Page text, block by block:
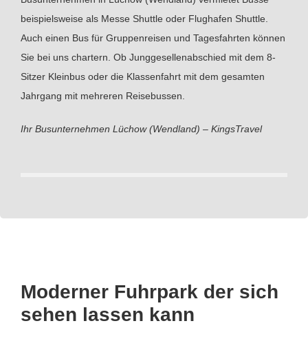
beispielsweise als Messe Shuttle oder Flughafen Shuttle.
Auch einen Bus für Gruppenreisen und Tagesfahrten können
Sie bei uns chartern. Ob Junggesellenabschied mit dem 8-
Sitzer Kleinbus oder die Klassenfahrt mit dem gesamten
Jahrgang mit mehreren Reisebussen.
Ihr Busunternehmen Lüchow (Wendland) – KingsTravel
Moderner Fuhrpark der sich
sehen lassen kann